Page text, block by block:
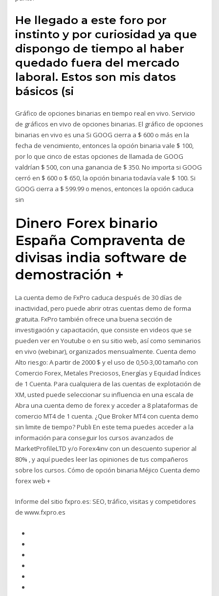
He llegado a este foro por
instinto y por curiosidad ya que
dispongo de tiempo al haber
quedado fuera del mercado
laboral. Estos son mis datos
básicos (si
Gráfico de opciones binarias en tiempo real en vivo. Servicio
de gráficos en vivo de opciones binarias. El gráfico de opciones
binarias en vivo es una Si GOOG cierra a $ 600 o más en la
fecha de vencimiento, entonces la opción binaria vale $ 100,
por lo que cinco de estas opciones de llamada de GOOG
valdrían $ 500, con una ganancia de $ 350. No importa si GOOG
cerró en $ 600 o $ 650, la opción binaria todavía vale $ 100. Si
GOOG cierra a $ 599.99 o menos, entonces la opción caduca
sin
Dinero Forex binario
España Compraventa de
divisas india software de
demostración +
La cuenta demo de FxPro caduca después de 30 días de
inactividad, pero puede abrir otras cuentas demo de forma
gratuita. FxPro también ofrece una buena sección de
investigación y capacitación, que consiste en videos que se
pueden ver en Youtube o en su sitio web, así como seminarios
en vivo (webinar), organizados mensualmente. Cuenta demo
Alto riesgo: A partir de 2000 $ y el uso de 0,50-3,00 tamaño con
Comercio Forex, Metales Preciosos, Energías y Equidad Índices
de 1 Cuenta. Para cualquiera de las cuentas de explotación de
XM, usted puede seleccionar su influencia en una escala de
Abra una cuenta demo de forex y acceder a 8 plataformas de
comercio MT4 de 1 cuenta. ¿Que Broker MT4 con cuenta demo
sin limite de tiempo? Publi En este tema puedes acceder a la
información para conseguir los cursos avanzados de
MarketProfileLTD y/o Forex4inv con un descuento superior al
80% , y aquí puedes leer las opiniones de tus compañeros
sobre los cursos. Cómo de opción binaria Méjico Cuenta demo
forex web +
Informe del sitio fxpro.es: SEO, tráfico, visitas y competidores
de www.fxpro.es